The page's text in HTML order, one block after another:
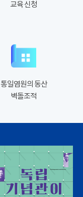
교육 신청
통일염원의 동산
벽돌조적